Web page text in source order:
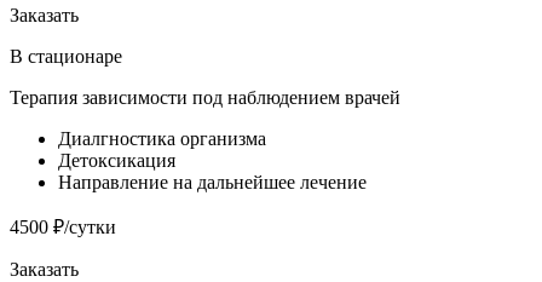
Заказать
В стационаре
Терапия зависимости под наблюдением врачей
Диалгностика организма
Детоксикация
Направление на дальнейшее лечение
4500 ₽/сутки
Заказать